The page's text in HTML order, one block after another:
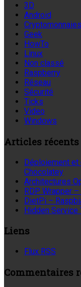
3D
Android
Cryptomonnaies
Geek
HowTo
Linux
Non classé
Raspberry
Réseau
Sécurité
Ticks
Video
Windows
Articles récents
Déploiement et
Chocolatey
Architectures
RDP Wrapper
DietPi –
Hidden Service
Liens
Flux RSS
Commentaires